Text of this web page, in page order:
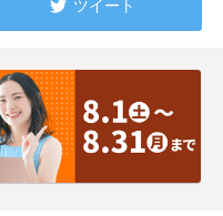
ツイート